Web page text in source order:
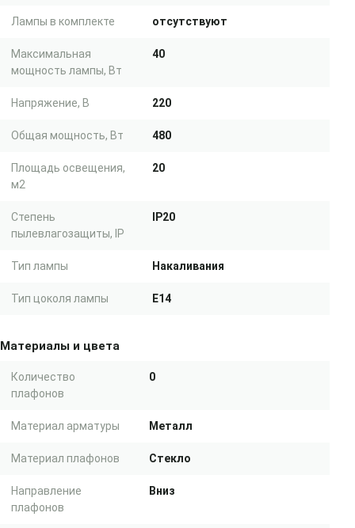
Лампы в комплекте отсутствуют
Максимальная
мощность лампы, Вт
40
Напряжение, В 220
Общая мощность, Вт 480
Площадь освещения,
м2
20
Степень
пылевлагозащиты, IP
IP20
Тип лампы Накаливания
Тип цоколя лампы E14
Материалы и цвета
Количество
плафонов
0
Материал арматуры Металл
Материал плафонов Стекло
Направление
плафонов
Вниз